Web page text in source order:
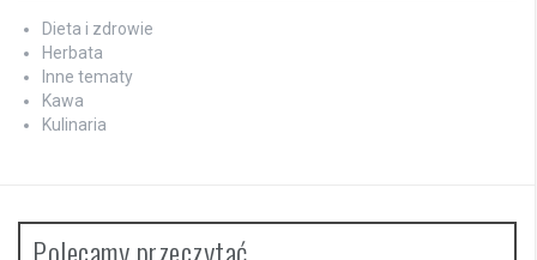
Dieta i zdrowie
Herbata
Inne tematy
Kawa
Kulinaria